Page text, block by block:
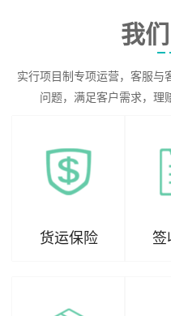
我
实行项目制专项运营，客服与
问题，满足客户需求，理
货运保险 签